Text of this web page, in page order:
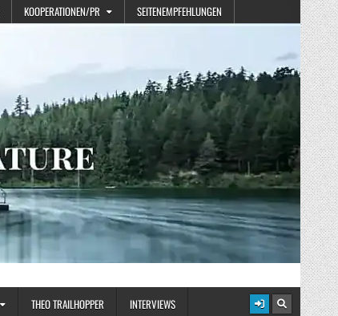
KOOPERATIONEN/PR SEITENEMPFEHLUNGEN
THEO TRAILHOPPER INTERVIEWS